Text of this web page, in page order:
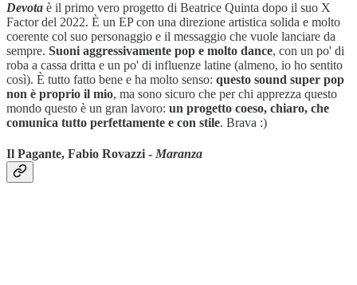
Devota è il primo vero progetto di Beatrice Quinta dopo il suo X
Factor del 2022. È un EP con una direzione artistica solida e molto
coerente col suo personaggio e il messaggio che vuole lanciare da
sempre. Suoni aggressivamente pop e molto dance, con un po' di
roba a cassa dritta e un po' di influenze latine (almeno, io ho sentito
così). È tutto fatto bene e ha molto senso: questo sound super pop
non è proprio il mio, ma sono sicuro che per chi apprezza questo
mondo questo è un gran lavoro: un progetto coeso, chiaro, che
comunica tutto perfettamente e con stile. Brava :)
Il Pagante, Fabio Rovazzi - Maranza